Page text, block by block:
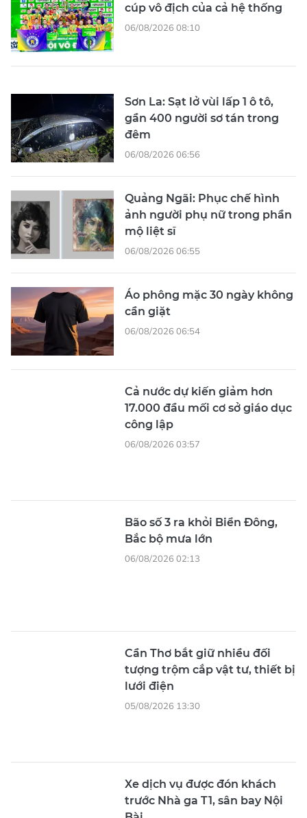
cúp vô địch của cả hệ thống
06/08/2026 08:10
Sơn La: Sạt lở vùi lấp 1 ô tô,
gần 400 người sơ tán trong
đêm
06/08/2026 06:56
Quảng Ngãi: Phục chế hình
ảnh người phụ nữ trong phần
mộ liệt sĩ
06/08/2026 06:55
Áo phông mặc 30 ngày không
cần giặt
06/08/2026 06:54
Cả nước dự kiến giảm hơn
17.000 đầu mối cơ sở giáo dục
công lập
06/08/2026 03:57
Bắc bộ mưa lớn
06/08/2026 02:13
Xe dịch vụ được đón khách
Bài
Cựu Tổng Giám đốc SJC Lê
Thúy Hằng được giảm 4 năm
tù